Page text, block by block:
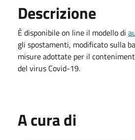
Descrizione
È​ disponibile on line il modello di
gli spostamenti, modificato sulla
misure adottate per il
del virus Covid-19.
A cura di